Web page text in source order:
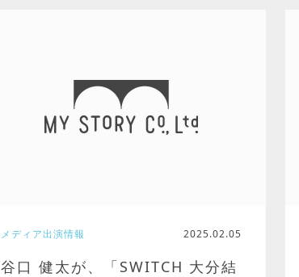
谷口 健太が、「SWITCH 大分結
メディア出演情報 2025.02.05